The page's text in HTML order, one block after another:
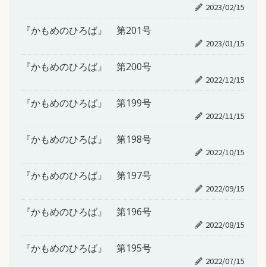
2023/02/15
『かもめのひろば』 第201号
2023/01/15
『かもめのひろば』 第200号
2022/12/15
『かもめのひろば』 第199号
2022/11/15
『かもめのひろば』 第198号
2022/10/15
『かもめのひろば』 第197号
2022/09/15
『かもめのひろば』 第196号
2022/08/15
『かもめのひろば』 第195号
2022/07/15